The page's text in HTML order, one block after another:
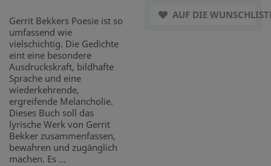
Gerrit Bekkers Poesie ist so
umfassend wie
vielschichtig. Die Gedichte
eint eine besondere
Ausdruckskraft, bildhafte
Sprache und eine
wiederkehrende,
ergreifende Melancholie.
Dieses Buch soll das
lyrische Werk von Gerrit
Bekker zusammenfassen,
bewahren und zugänglich
machen. Es ...
AUF DIE